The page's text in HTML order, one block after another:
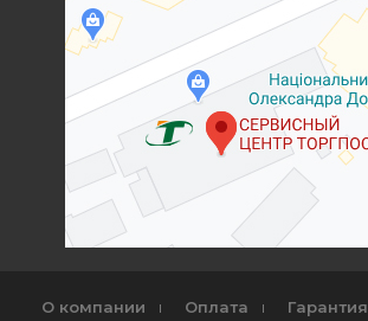
О компании Оплата Гарантия